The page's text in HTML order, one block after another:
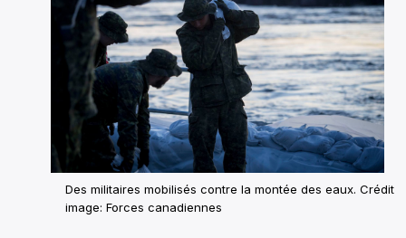
Des militaires mobilisés contre la montée des eaux. Crédit
image: Forces canadiennes